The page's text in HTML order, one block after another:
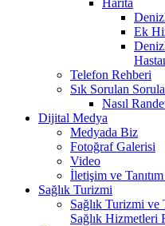
Ek
Telefon Rehberi
Sık Sorulan
Nasıl
Dijital Medya
Medyada Biz
Fotoğraf Galerisi
Video
İletişim ve
Sağlık Turizmi
Sağlık Turizmi ve
Sağlık Hizmetleri